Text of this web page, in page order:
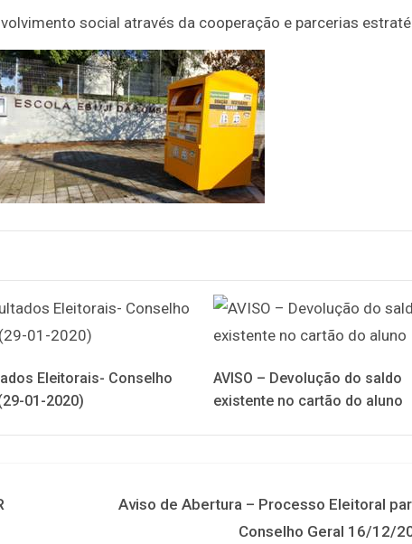
social através da cooperação e parcerias
Eleitorais- Conselho
01-2020)
AVISO – Devolução do saldo
existente no cartão do aluno
Aviso de Abertura – Processo Eleitoral
Conselho Geral 16/12/